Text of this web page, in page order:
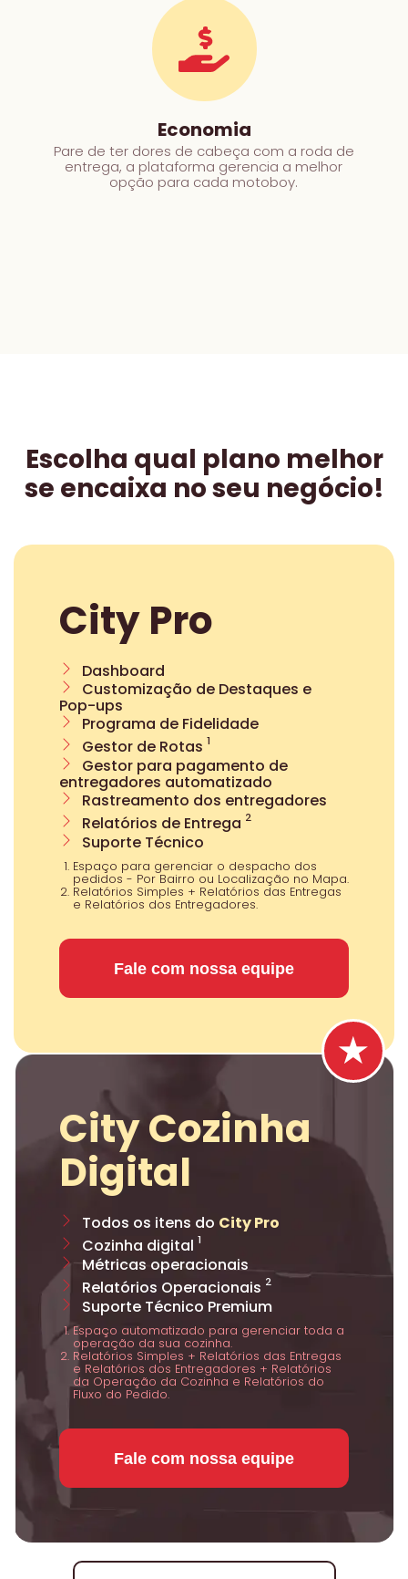
Economia
Pare de ter dores de cabeça com a roda de
entrega, a plataforma gerencia a melhor
opção para cada motoboy.
Escolha qual plano melhor
se encaixa no seu negócio!
City Pro
Dashboard
Customização de Destaques e
Pop-ups
Programa de Fidelidade
Gestor de Rotas ¹
Gestor para pagamento de
entregadores automatizado
Rastreamento dos entregadores
Relatórios de Entrega ²
Suporte Técnico
Espaço para gerenciar o despacho dos
pedidos - Por Bairro ou Localização no Mapa.
Relatórios Simples + Relatórios das Entregas
e Relatórios dos Entregadores.
Fale com nossa equipe
City Cozinha
Digital
Todos os itens do City Pro
Cozinha digital ¹
Métricas operacionais
Relatórios Operacionais ²
Suporte Técnico Premium
Espaço automatizado para gerenciar toda a
operação da sua cozinha.
Relatórios Simples + Relatórios das Entregas
e Relatórios dos Entregadores + Relatórios
da Operação da Cozinha e Relatórios do
Fluxo do Pedido.
Fale com nossa equipe